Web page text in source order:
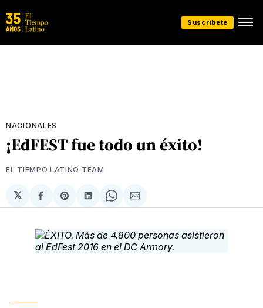
Suscríbete
NACIONALES
¡EdFEST fue todo un éxito!
EL TIEMPO LATINO TEAM
𝕏
Compartir
en
Share
on
Compartir
en
Share
on
Compartir
via